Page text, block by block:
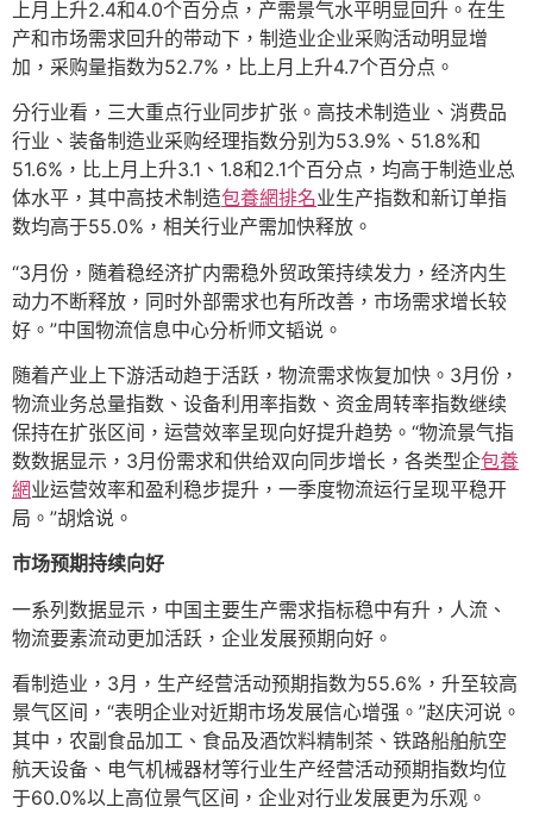
上月上升2.4和4.0个百分点，产需景气水平明显回升。在生
产和市场需求回升的带动下，制造业企业采购活动明显增
加，采购量指数为52.7%，比上月上升4.7个百分点。
分行业看，三大重点行业同步扩张。高技术制造业、消费品
行业、装备制造业采购经理指数分别为53.9%、51.8%和
51.6%，比上月上升3.1、1.8和2.1个百分点，均高于制造业总
体水平，其中高技术制造包養網排名业生产指数和新订单指
数均高于55.0%，相关行业产需加快释放。
“3月份，随着稳经济扩内需稳外贸政策持续发力，经济内生
动力不断释放，同时外部需求也有所改善，市场需求增长较
好。”中国物流信息中心分析师文韬说。
随着产业上下游活动趋于活跃，物流需求恢复加快。3月份，
物流业务总量指数、设备利用率指数、资金周转率指数继续
保持在扩张区间，运营效率呈现向好提升趋势。“物流景气指
数数据显示，3月份需求和供给双向同步增长，各类型企包養
網业运营效率和盈利稳步提升，一季度物流运行呈现平稳开
局。”胡焓说。
市场预期持续向好
一系列数据显示，中国主要生产需求指标稳中有升，人流、
物流要素流动更加活跃，企业发展预期向好。
看制造业，3月，生产经营活动预期指数为55.6%，升至较高
景气区间，“表明企业对近期市场发展信心增强。”赵庆河说。
其中，农副食品加工、食品及酒饮料精制茶、铁路船舶航空
航天设备、电气机械器材等行业生产经营活动预期指数均位
于60.0%以上高位景气区间，企业对行业发展更为乐观。